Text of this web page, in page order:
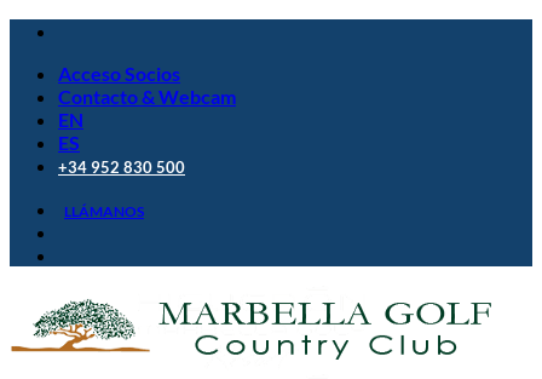
Saltar
contenidoAcceso Socios
Contacto & Webcam
EN
ES
+34 952 830 500
LLÁMANOS